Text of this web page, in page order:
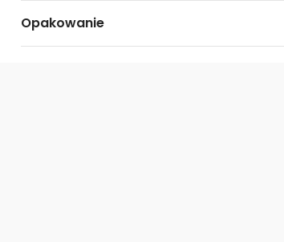
Opakowanie